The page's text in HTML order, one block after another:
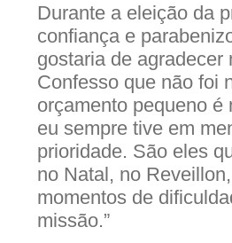
Durante a eleição da
confiança e
gostaria de
Confesso que não foi
orçamento pequeno
eu sempre tive em
prioridade. São eles
no Natal, no
momentos de
missão.”